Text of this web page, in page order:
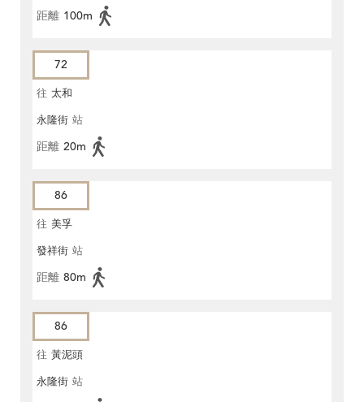
距離 100m
72
往 太和
永隆街 站
距離 20m
86
往 美孚
發祥街 站
距離 80m
86
往 黃泥頭
永隆街 站